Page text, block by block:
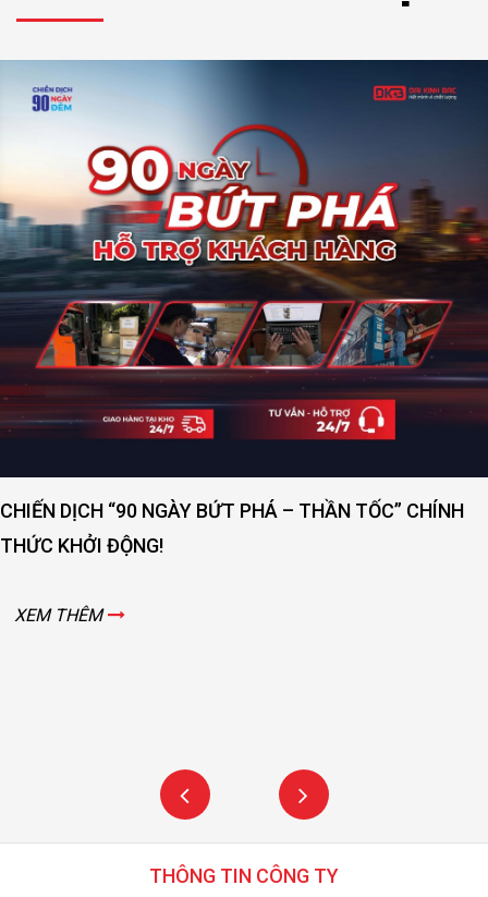
CHIẾN DỊCH “90 NGÀY BỨT PHÁ – THẦN TỐC” CHÍNH
THỨC KHỞI ĐỘNG!
THÔNG TIN CÔNG TY